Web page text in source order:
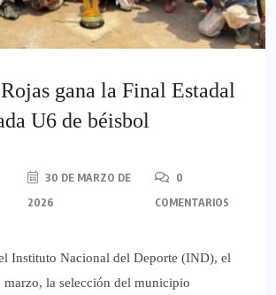
gana la Final Estadal
U6 de béisbol
30 DE MARZO DE
2026
0
COMENTARIOS
Instituto Nacional del Deporte (IND), el
la selección del municipio